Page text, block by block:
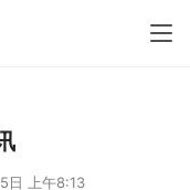
日 上午8:13